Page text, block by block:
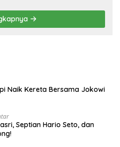
Nasional
Naik Kereta Bersama Jokowi
Septian Hario Seto, dan